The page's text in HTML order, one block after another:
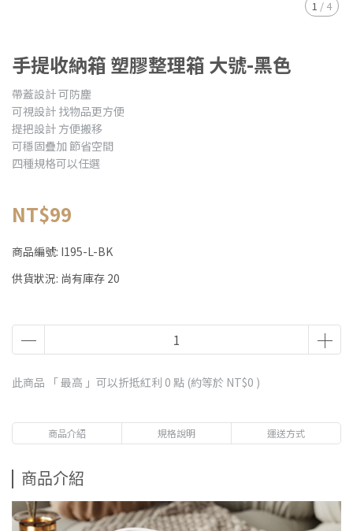
1 / 4
手提收納箱 塑膠整理箱 大號-黑色
帶蓋設計 可防塵
可視設計 找物品更方便
提把設計 方便搬移
可穩固疊加 節省空間
四種規格可以任選
NT$99
商品編號: I195-L-BK
供貨狀況: 尚有庫存 20
此商品 「 最高 」可以折抵紅利 0 點 (約等於 NT$0 )
商品介紹 規格說明 運送方式
商品介紹